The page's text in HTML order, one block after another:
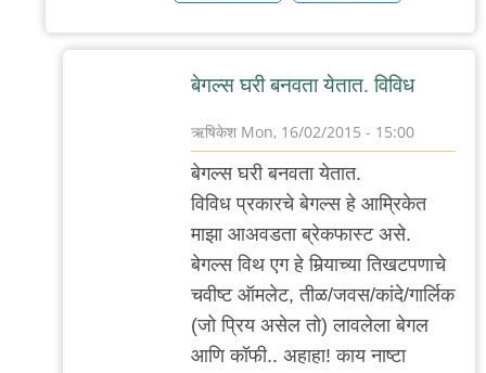
बेगल्स घरी बनवता येतात. विविध
ऋषिकेश Mon, 16/02/2015 - 15:00
In
reply
केलाय
ट्राय.
बागेत
बेगल्स घरी बनवता येतात.
विविध प्रकारचे बेगल्स हे आम्रिकेत
माझा आअवडता ब्रेकफास्ट असे.
बेगल्स विथ एग हे मिर्‍याच्या तिखटपणाचे
चवीष्ट ऑमलेट, तीळ/जवस/कांदे/गार्लिक
(जो प्रिय असेल तो) लावलेला बेगल
आणि कॉफी.. अहाहा! काय नाष्टा